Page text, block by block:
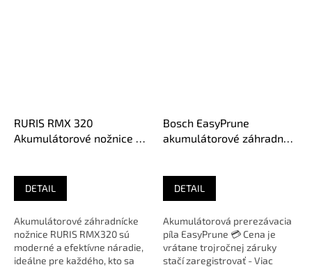
RURIS RMX 320
Akumulátorové nožnice na
DETAIL
Akumulátorové záhradnícke
nožnice RURIS RMX320 sú
moderné a efektívne náradie,
ideálne pre každého, kto sa
Bosch EasyPrune
akumulátorové záhradné
DETAIL
Akumulátorová prerezávacia
píla EasyPrune 💳 Cena je
vrátane trojročnej záruky
stačí zaregistrovať - Viac